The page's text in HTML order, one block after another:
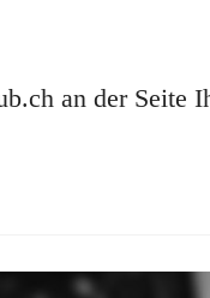
an der Seite